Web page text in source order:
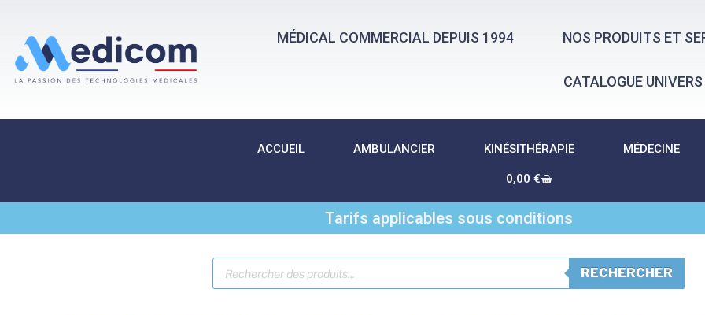
MÉDICAL COMMERCIAL DEPUIS 1994 NOS PRODUITS ET
CATALOGUE UNIVERS
ACCUEIL AMBULANCIER KINÉSITHÉRAPIE MÉDECINE
0,00 €
Tarifs applicables sous conditions
RECHERCHER